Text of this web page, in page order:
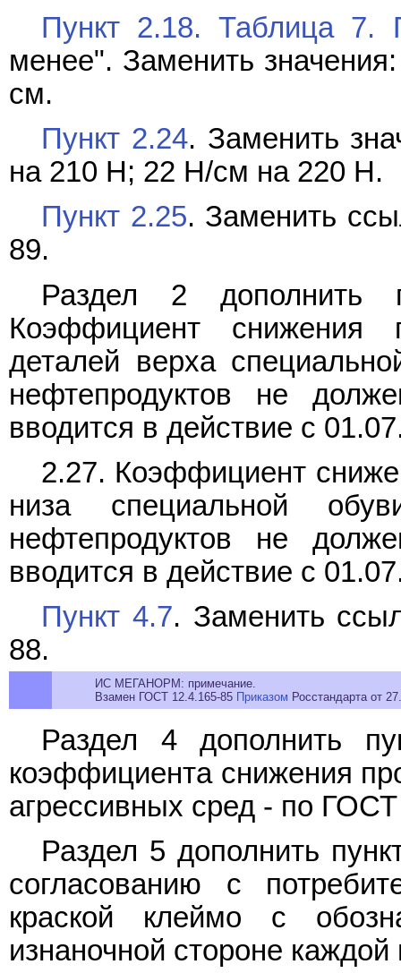
Пункт 2.18. Таблица 7.
менее". Заменить
см.
Пункт 2.24. Заменить
на 210 Н; 22 Н/см на 220 Н.
Пункт 2.25. Заменить
89.
Раздел 2
Коэффициент снижения
деталей верха
нефтепродуктов не
вводится в действие с
2.27. Коэффициент
низа специальной
нефтепродуктов не
вводится в действие с
Пункт 4.7. Заменить
88.
ИС МЕГАНОРМ: примечание.
Взамен ГОСТ 12.4.165-85 Приказом Росстандарта от
Раздел 4 дополнить
коэффициента снижения
агрессивных сред - по
Раздел 5 дополнить
согласованию с
краской клеймо с
изнаночной стороне